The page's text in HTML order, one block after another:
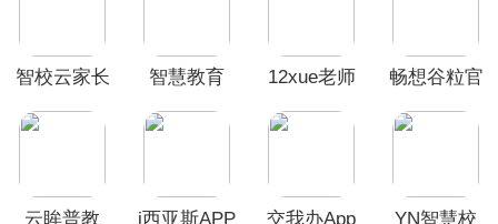
智校云家长
智慧教育
12xue老师
畅想谷粒官
云眸普教
i西亚斯APP
交我办App
YN智慧校